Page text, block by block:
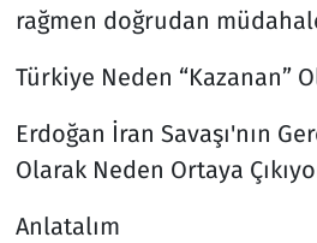
rağmen doğrudan
Türkiye Neden “Kazanan”
Erdoğan İran Savaşı'nın
Olarak Neden Ortaya
Anlatalım